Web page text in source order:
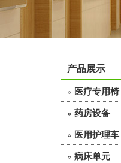
产品展示
» 医疗专用椅
» 药房设备
» 医用护理车
» 病床单元